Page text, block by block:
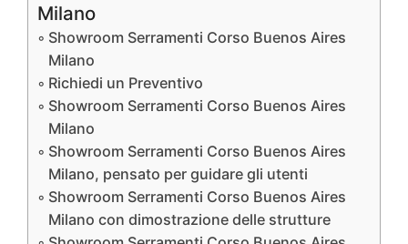
Milano
Showroom Serramenti Corso Buenos Aires
Milano
Richiedi un Preventivo
Showroom Serramenti Corso Buenos Aires
Milano
Showroom Serramenti Corso Buenos Aires
Milano, pensato per guidare gli utenti
Showroom Serramenti Corso Buenos Aires
Milano con dimostrazione delle strutture